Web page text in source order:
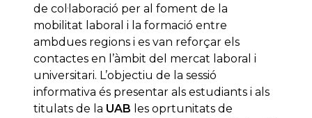
de col·laboració per al foment de la
mobilitat laboral i la formació entre
ambdues regions i es van reforçar els
contactes en l’àmbit del mercat laboral i
universitari. L’objectiu de la sessió
informativa és presentar als estudiants i als
titulats de la UAB les oprtunitats de